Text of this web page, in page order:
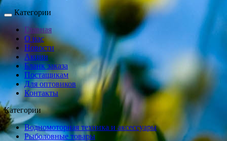
Категории
Главная
О нас
Новости
Акции
Бланк заказа
Постащикам
Для оптовиков
Контакты
Категории
Водномоторная техника и аксессуары
Рыболовные товары